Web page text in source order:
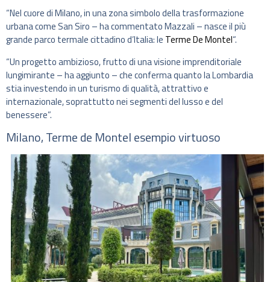
“Nel cuore di Milano, in una zona simbolo della trasformazione
urbana come San Siro – ha commentato Mazzali – nasce il più
grande parco termale cittadino d’Italia: le Terme De Montel“.
“Un progetto ambizioso, frutto di una visione imprenditoriale
lungimirante – ha aggiunto – che conferma quanto la Lombardia
stia investendo in un turismo di qualità, attrattivo e
internazionale, soprattutto nei segmenti del lusso e del
benessere”.
Milano, Terme de Montel esempio virtuoso